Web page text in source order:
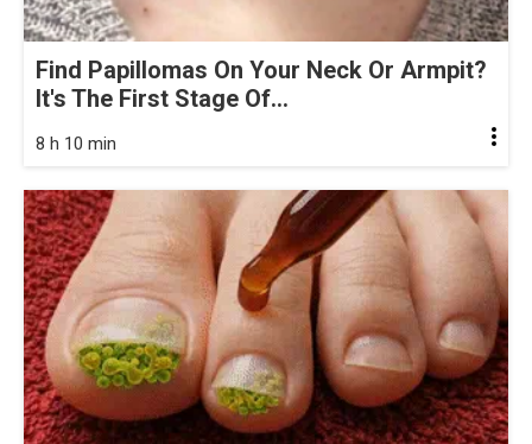
Find Papillomas On Your Neck Or Armpit?
It's The First Stage Of...
8 h 10 min